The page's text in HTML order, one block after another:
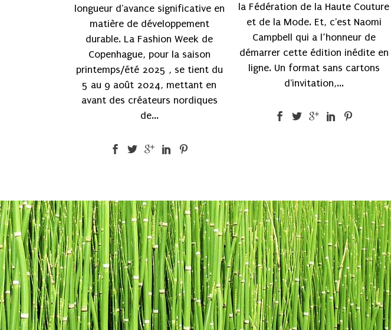
longueur d'avance significative en
matière de développement
durable. La Fashion Week de
Copenhague, pour la saison
printemps/été 2025 , se tient du
5 au 9 août 2024, mettant en
avant des créateurs nordiques
de...
la Fédération de la Haute Couture
et de la Mode. Et, c'est Naomi
Campbell qui a l’honneur de
démarrer cette édition inédite en
ligne. Un format sans cartons
d'invitation,...